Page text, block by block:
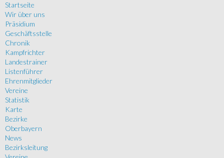
Startseite
Wir über uns
Präsidium
Geschäftsstelle
Chronik
Kampfrichter
Landestrainer
Listenführer
Ehrenmitglieder
Vereine
Statistik
Karte
Bezirke
Oberbayern
News
Bezirksleitung